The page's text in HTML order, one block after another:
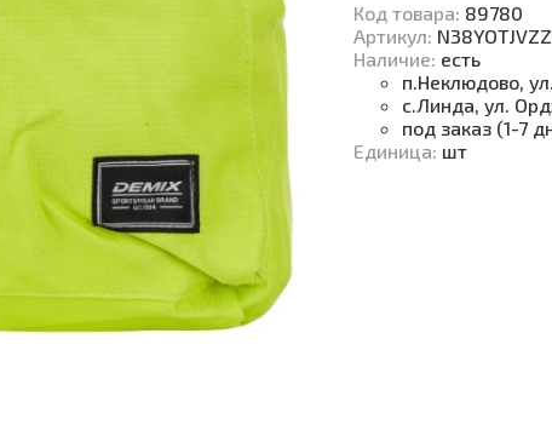
Код товара: 89780
Артикул: N38YOTJVZZ
Наличие: есть
п.Неклюдово,
с.Линда, ул.
под заказ (1-7
Единица: шт